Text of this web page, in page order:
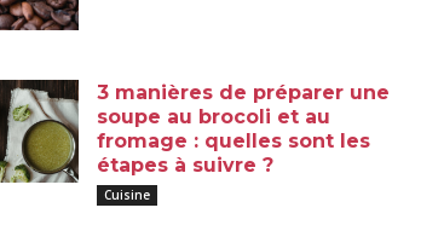
3 manières de préparer une
soupe au brocoli et au
fromage : quelles sont les
étapes à suivre ?
Cuisine